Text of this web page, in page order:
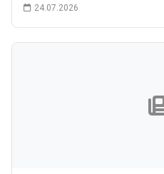
24.07.2026